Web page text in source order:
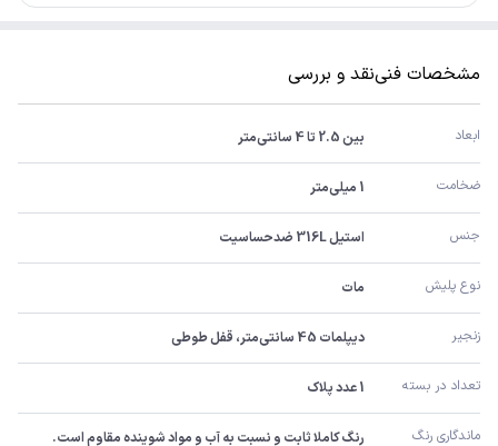
مشخصات فنینقد و بررسی
ابعاد بین 2.5 تا 4 سانتی‌متر
ضخامت 1 میلی‌متر
جنس استیل 316L ضدحساسیت
نوع پلیش مات
زنجیر دیپلمات 45 سانتی‌متر، قفل طوطی
تعداد در بسته 1 عدد پلاک
ماندگاری رنگ رنگ کاملا ثابت و نسبت به آب و مواد شوینده مقاوم است.